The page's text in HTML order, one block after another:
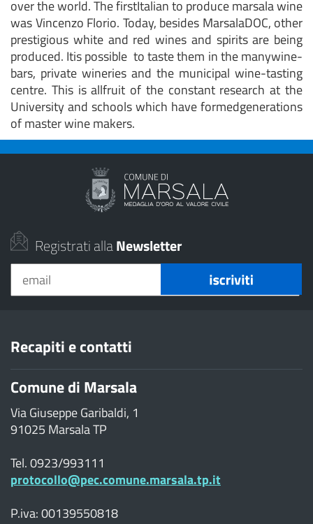
over the world. The firstItalian to produce marsala wine
was Vincenzo Florio. Today, besides MarsalaDOC, other
prestigious white and red wines and spirits are being
produced. Itis possible to taste them in the manywine-
bars, private wineries and the municipal wine-tasting
centre. This is allfruit of the constant research at the
University and schools which have formedgenerations
of master wine makers.
Registrati allaNewsletter
Recapiti e contatti
Comune di Marsala
Via Giuseppe Garibaldi, 1
91025 Marsala TP
Tel. 0923/993111
protocollo@pec.comune.marsala.tp.it
P.iva: 00139550818